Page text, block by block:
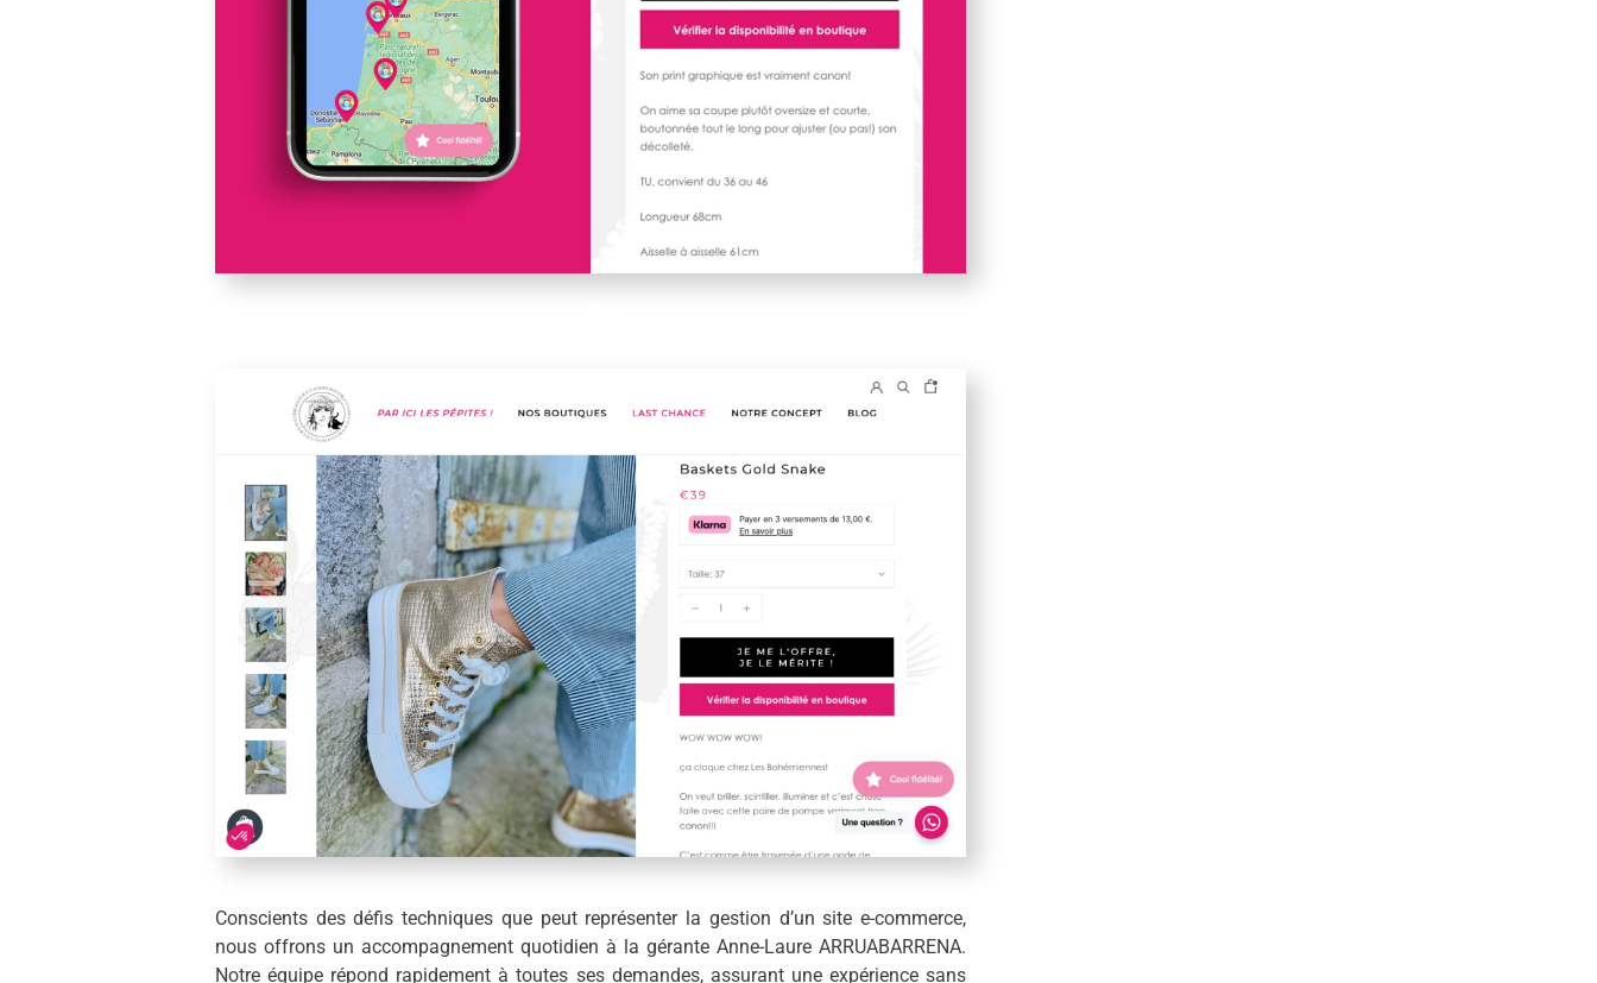
Conscients des défis techniques que peut représenter la gestion d’un site e-commerce,
nous offrons un accompagnement quotidien à la gérante Anne-Laure ARRUABARRENA.
Notre équipe répond rapidement à toutes ses demandes, assurant une expérience sans